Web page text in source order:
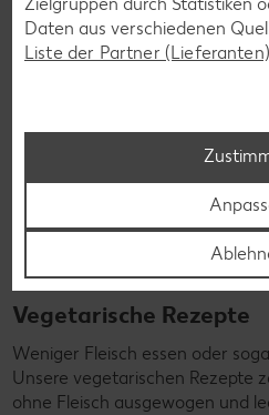
Vegetarische Rezepte
Weniger Fleisch essen oder
Unsere vegetarischen Rezepte
ohne Fleisch ausgewogen und
Daten aus verschiedenen
Liste der Partner (Lieferanten)